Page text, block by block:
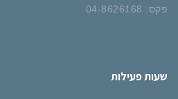
פקס: 04-8626168
שעות פעילות